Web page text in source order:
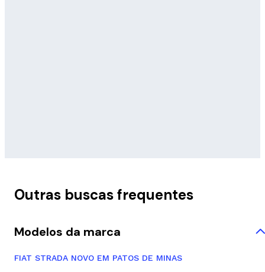
Outras buscas frequentes
Modelos da marca
FIAT STRADA NOVO EM PATOS DE MINAS